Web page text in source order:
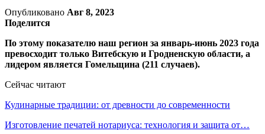
Опубликовано Авг 8, 2023
Поделится
По этому показателю наш регион за январь-июнь 2023 года
превосходит только Витебскую и Гродненскую области, а
лидером является Гомельщина (211 случаев).
Сейчас читают
Кулинарные традиции: от древности до современности
Изготовление печатей нотариуса: технология и защита от…